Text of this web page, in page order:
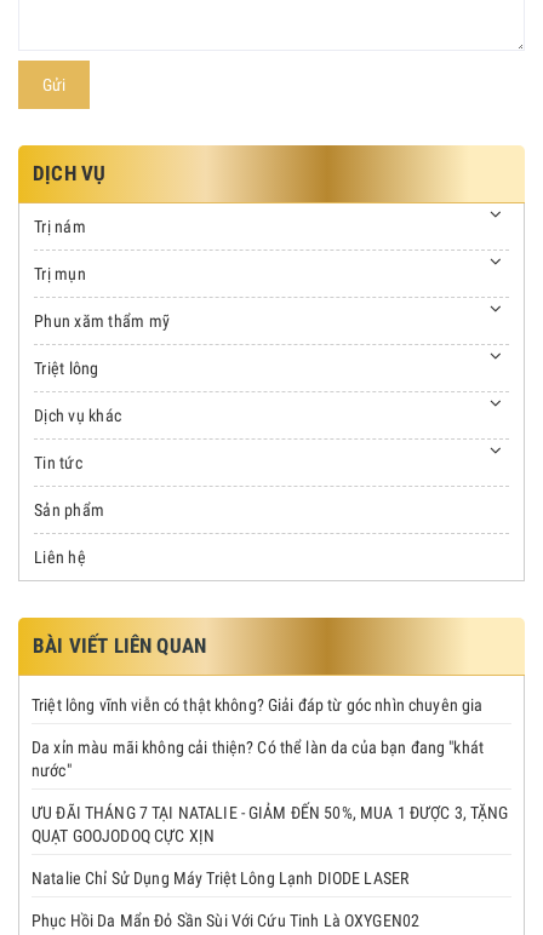
Gửi
DỊCH VỤ
Trị nám
Trị mụn
Phun xăm thẩm mỹ
Triệt lông
Dịch vụ khác
Tin tức
Sản phẩm
Liên hệ
BÀI VIẾT LIÊN QUAN
Triệt lông vĩnh viễn có thật không? Giải đáp từ góc nhìn chuyên gia
Da xỉn màu mãi không cải thiện? Có thể làn da của bạn đang "khát
nước"
ƯU ĐÃI THÁNG 7 TẠI NATALIE - GIẢM ĐẾN 50%, MUA 1 ĐƯỢC 3, TẶNG
QUẠT GOOJODOQ CỰC XỊN
Natalie Chỉ Sử Dụng Máy Triệt Lông Lạnh DIODE LASER
Phục Hồi Da Mẩn Đỏ Sần Sùi Với Cứu Tinh Là OXYGEN02